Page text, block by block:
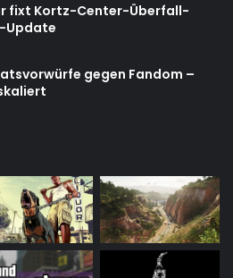
fixt Kortz-Center-Überfall-
Update
gegen Fandom –